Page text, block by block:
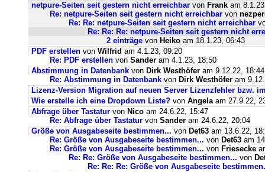
netpure-Seiten seit gestern nicht erreichbar von Frank am
Re: netpure-Seiten seit gestern nicht erreichbar von
Re: Re: netpure-Seiten seit gestern nicht erreichbar
Re: Re: Re: netpure-Seiten seit gestern nicht
2 einträge von Heiko am 18.1.23, 06:43
PDF erstellen von Wilfrid am 4.1.23, 09:20
Re: PDF erstellen von Sander am 4.1.23, 18:50
Abstimmung in Datenbank von Dirk Westhöfer am 9.12.22, 18:44
Re: Abstimmung in Datenbank von Dirk Westhöfer am
Lizenz-Version Migration auf neuen Server Lizenzfehler bzw.
Wie erstelle ich eine Dropdown Liste? von Angela am 27.9.22,
Abfrage über Tastatur von Nico am 24.6.22, 15:47
Re: Abfrage über Tastatur von Sander am 24.6.22, 20:04
Größe von Ausgabeseite bestimmen... von Det63 am 13.6.22,
Re: Größe von Ausgabeseite bestimmen... von Det63 am
Re: Größe von Ausgabeseite bestimmen... von Friesecke
Re: Re: Größe von Ausgabeseite bestimmen... von
Re: Re: Re: Größe von Ausgabeseite